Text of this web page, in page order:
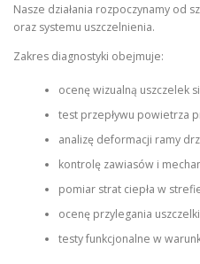
Nasze działania rozpoczynamy od
oraz systemu uszczelnienia.
Zakres diagnostyki obejmuje:
ocenę wizualną uszczelek
test przepływu powietrza
analizę deformacji ramy
kontrolę zawiasów i
pomiar strat ciepła w
ocenę przylegania
testy funkcjonalne w